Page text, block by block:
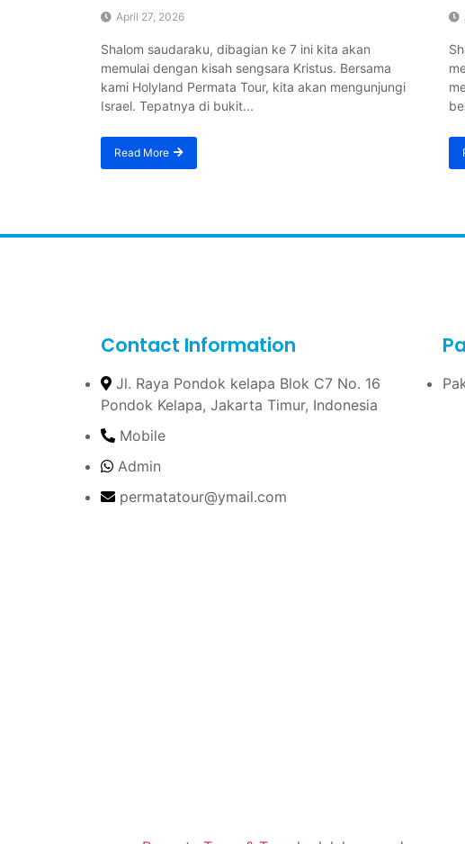
April 27, 2026
Shalom saudaraku, dibagian ke 7 ini kita akan
memulai dengan kisah sengsara Kristus. Bersama
kami Holyland Permata Tour, kita akan mengunjungi
Israel. Tepatnya di bukit...
Read More
Contact Information
Jl. Raya Pondok kelapa Blok C7 No. 16
Pondok Kelapa, Jakarta Timur, Indonesia
Mobile
Admin
permatatour@ymail.com